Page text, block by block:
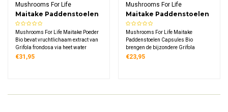
Mushrooms For Life
Maitake Paddenstoelen
Poeder Bio
Mushrooms For Life Maitake Poeder
Bio bevat vruchtlichaam extract van
Grifola frondosa via heet water
extractie. Dit biologische supplement
€31,95
Mushrooms For Life
Maitake Paddenstoelen
Capsules Bio
Mushrooms For Life Maitake
Paddenstoelen Capsules Bio
brengen de bijzondere Grifola
frondosa paddenstoel in een
€23,95